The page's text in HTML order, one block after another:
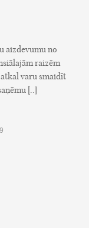
aizdevumu no
raizēm
atkal varu smaidīt
[..]